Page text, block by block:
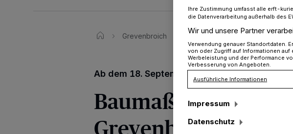
Grevenbroich aaaaaa
Ab dem 18. September
Baumaßnahme
Grevenbroich und
Ihre Zustimmung umfasst alle erft-
die Datenverarbeitung außerhalb des
Wir und unsere Partner
Verwendung genauer Standortdaten.
von oder Zugriff auf Informationen auf
Werbeleistung und der Performance
Verbesserung von Angeboten.
Ausführliche Informationen
Impressum
Datenschutz